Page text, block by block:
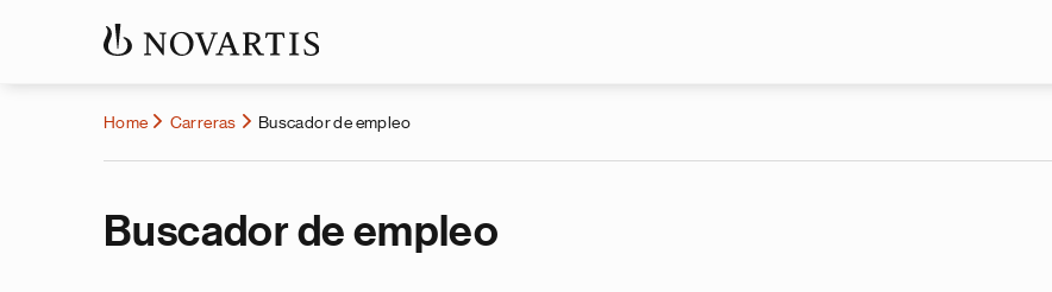
Home Carreras Buscador de empleo
Buscador de empleo